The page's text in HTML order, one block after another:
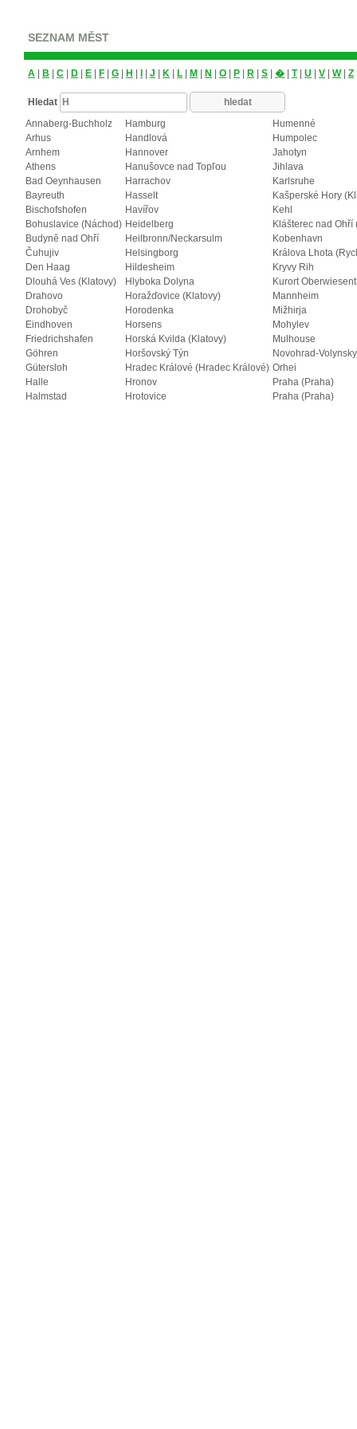
SEZNAM MĚST
A B C D E F G H J K L M N O P R S � T| U V W| Z
Hledat
Annaberg-Buchholz
Hamburg
Humenné
Arhus
Handlová
Humpolec
Arnhem
Hannover
Jahotyn
Athens
Hanušovce nad Topľou
Jihlava
Bad Oeynhausen
Harrachov
Karlsruhe
Bayreuth
Hasselt
Kašperské Hory
Bischofshofen
Havířov
Kehl
Bohuslavice (Náchod) Heidelberg
Klášterec nad Ohří
Budyně nad Ohří
Heilbronn/Neckarsulm
Kobenhavn
Čuhujiv
Helsingborg
Králova Lhota
Den Haag
Hildesheim
Kryvy Rih
Dlouhá Ves (Klatovy)
Hlyboka Dolyna
Kurort
Drahovo
Horažďovice (Klatovy)
Mannheim
Drohobyč
Horodenka
Mižhirja
Eindhoven
Horsens
Mohylev
Friedrichshafen
Horská Kvilda (Klatovy)
Mulhouse
Göhren
Horšovský Týn
Novohrad-
Gütersloh
Hradec Králové (Hradec Králové) Orhei
Halle
Hronov
Praha (Praha)
Halmstad
Hrotovice Praha (Praha)